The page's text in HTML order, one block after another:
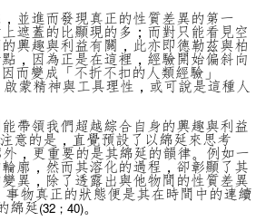
並進而發現真正的性質差異的第一
遮蓋的比顯現的多；而對只能看見空
興趣與利益有關，此亦即德勒茲與柏
，因為正是在這裡，經驗開始偏斜向
而變成「不折不扣的人類經驗」
蒙精神與工具理性，或可說是這種人
帶領我們超越綜合自身的興趣與利益
意的是，直覺預設了以綿延來思考
，更重要的是其綿延的韻律。例如一
廓，然而其溶化的過程，卻彰顯了其
異，除了透露出與他物間的性質差異
物真正的狀態便是其在時間中的連續
綿延(32；40)。